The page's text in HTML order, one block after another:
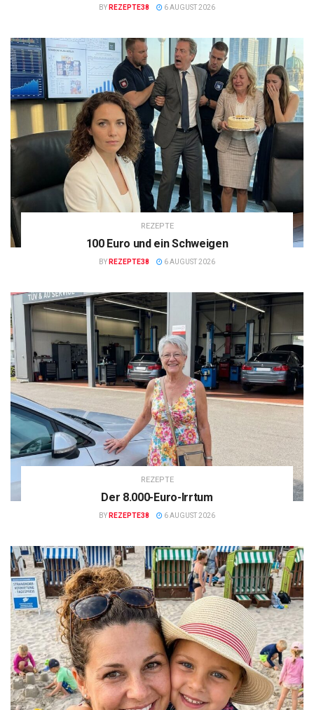
BY REZEPTE38 6 AUGUST 2026
REZEPTE
100 Euro und ein Schweigen
BY REZEPTE38 6 AUGUST 2026
REZEPTE
Der 8.000-Euro-Irrtum
BY REZEPTE38 6 AUGUST 2026